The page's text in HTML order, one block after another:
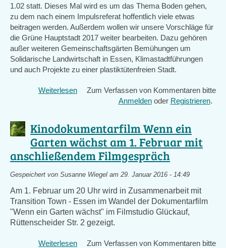
1.02 statt. Dieses Mal wird es um das Thema Boden gehen,
zu dem nach einem Impulsreferat hoffentlich viele etwas
beitragen werden. Außerdem wollen wir unsere Vorschläge für
die Grüne Hauptstadt 2017 weiter bearbeiten. Dazu gehören
außer weiteren Gemeinschaftsgärten Bemühungen um
Solidarische Landwirtschaft in Essen, Klimastadtführungen
und auch Projekte zu einer plastiktütenfreien Stadt.
Weiterlesen über
am
Dienstag,
16.Februar,
Gartentreffen
schon
am
Donnerstag,
11.
Februar
Zum Verfassen von Kommentaren bitte
Anmeldenoder Registrieren.
Kinodokumentarfilm Wenn ein
Garten wächst am 1. Februar mit
anschließendem Filmgespräch
Gespeichert von Susanne Wiegel am 29. Januar 2016 - 14:49
Am 1. Februar um 20 Uhr wird in Zusammenarbeit mit
Transition Town - Essen im Wandel der Dokumentarfilm
"Wenn ein Garten wächst" im Filmstudio Glückauf,
Rüttenscheider Str. 2 gezeigt.
Weiterlesen überZum Verfassen von Kommentaren bitte